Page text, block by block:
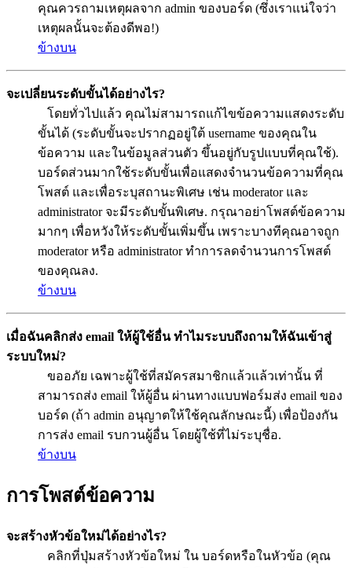
คุณควรถามเหตุผลจาก admin ของบอร์ด (ซึ่งเราแน่ใจว่า
เหตุผลนั้นจะต้องดีพอ!)
ข้างบน
จะเปลี่ยนระดับขั้นได้อย่างไร?
โดยทั่วไปแล้ว คุณไม่สามารถแก้ไขข้อความแสดงระดับ
ขั้นได้ (ระดับขั้นจะปรากฏอยู่ใต้ username ของคุณใน
ข้อความ และในข้อมูลส่วนตัว ขึ้นอยู่กับรูปแบบที่คุณใช้).
บอร์ดส่วนมากใช้ระดับขั้นเพื่อแสดงจำนวนข้อความที่คุณ
โพสต์ และเพื่อระบุสถานะพิเศษ เช่น moderator และ
administrator จะมีระดับขั้นพิเศษ. กรุณาอย่าโพสต์ข้อความ
มากๆ เพื่อหวังให้ระดับขั้นเพิ่มขึ้น เพราะบางทีคุณอาจถูก
moderator หรือ administrator ทำการลดจำนวนการโพสต์
ของคุณลง.
ข้างบน
เมื่อฉันคลิกส่ง email ให้ผู้ใช้อื่น ทำไมระบบถึงถามให้ฉันเข้าสู่
ระบบใหม่?
ขออภัย เฉพาะผู้ใช้ที่สมัครสมาชิกแล้วแล้วเท่านั้น ที่
สามารถส่ง email ให้ผู้อื่น ผ่านทางแบบฟอร์มส่ง email ของ
บอร์ด (ถ้า admin อนุญาตให้ใช้คุณลักษณะนี้) เพื่อป้องกัน
การส่ง email รบกวนผู้อื่น โดยผู้ใช้ที่ไม่ระบุชื่อ.
ข้างบน
การโพสต์ข้อความ
จะสร้างหัวข้อใหม่ได้อย่างไร?
คลิกที่ปุ่มสร้างหัวข้อใหม่ ใน บอร์ดหรือในหัวข้อ (คุณ